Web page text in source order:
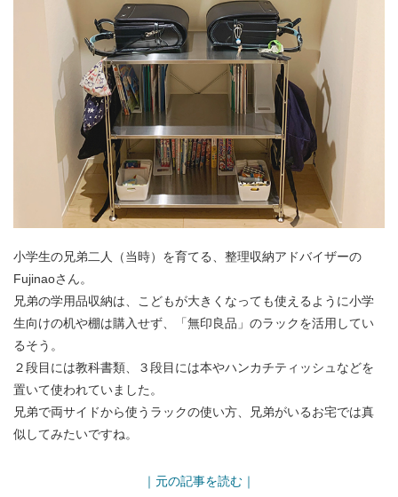
小学生の兄弟二人（当時）を育てる、整理収納アドバイザーの
Fujinaoさん。
兄弟の学用品収納は、こどもが大きくなっても使えるように小学
生向けの机や棚は購入せず、「無印良品」のラックを活用してい
るそう。
２段目には教科書類、３段目には本やハンカチティッシュなどを
置いて使われていました。
兄弟で両サイドから使うラックの使い方、兄弟がいるお宅では真
似してみたいですね。
｜元の記事を読む｜